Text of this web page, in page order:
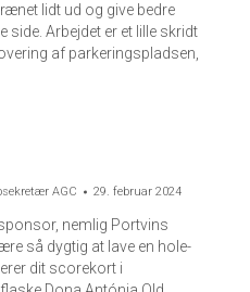
lidt ud og give bedre
Arbejdet er et lille skridt
af parkeringspladsen,
AGC 29. februar 2024
nemlig Portvins
så dygtig at lave en hole-
dit scorekort i